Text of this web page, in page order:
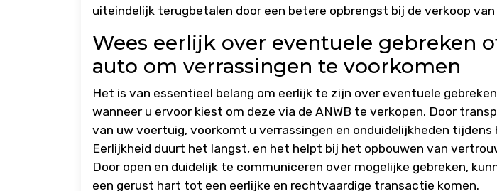
uiteindelijk terugbetalen door een betere opbrengst bij de verkoop
Wees eerlijk over eventuele gebreken
auto om verrassingen te voorkomen
Het is van essentieel belang om eerlijk te zijn over eventuele
wanneer u ervoor kiest om deze via de ANWB te verkopen. Door
van uw voertuig, voorkomt u verrassingen en onduidelijkheden tijdens
Eerlijkheid duurt het langst, en het helpt bij het opbouwen van
Door open en duidelijk te communiceren over mogelijke gebreken,
een gerust hart tot een eerlijke en rechtvaardige transactie komen.